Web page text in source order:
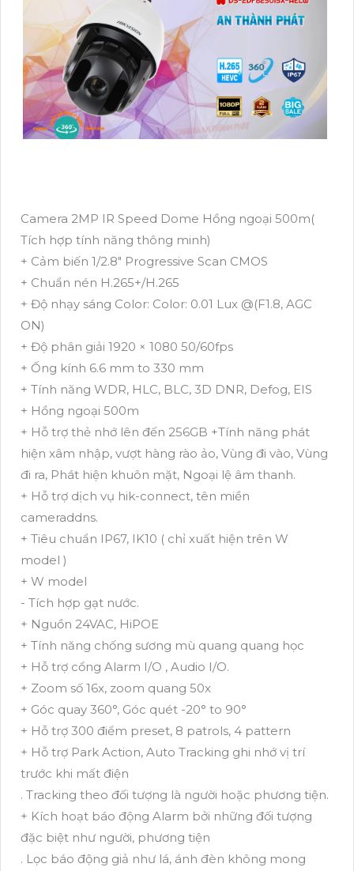
Camera 2MP IR Speed Dome Hồng ngoại 500m(
Tích hợp tính năng thông minh)
+ Cảm biến 1/2.8" Progressive Scan CMOS
+ Chuẩn nén H.265+/H.265
+ Độ nhạy sáng Color: Color: 0.01 Lux @(F1.8, AGC
ON)
+ Độ phân giải 1920 × 1080 50/60fps
+ Ống kính 6.6 mm to 330 mm
+ Tính năng WDR, HLC, BLC, 3D DNR, Defog, EIS
+ Hồng ngoại 500m
+ Hỗ trợ thẻ nhớ lên đến 256GB +Tính năng phát
hiện xâm nhập, vượt hàng rào ảo, Vùng đi vào, Vùng
đi ra, Phát hiện khuôn mặt, Ngoại lệ âm thanh.
+ Hỗ trợ dịch vụ hik-connect, tên miền
cameraddns.
+ Tiêu chuẩn IP67, IK10 ( chỉ xuất hiện trên W
model )
+ W model
- Tích hợp gạt nước.
+ Nguồn 24VAC, HiPOE
+ Tính năng chống sương mù quang quang học
+ Hỗ trợ cổng Alarm I/O , Audio I/O.
+ Zoom số 16x, zoom quang 50x
+ Góc quay 360°, Góc quét -20° to 90°
+ Hỗ trợ 300 điểm preset, 8 patrols, 4 pattern
+ Hỗ trợ Park Action, Auto Tracking ghi nhớ vị trí
trước khi mất điện
. Tracking theo đối tượng là người hoặc phương tiện.
+ Kích hoạt báo động Alarm bởi những đối tượng
đặc biệt như người, phương tiện
. Lọc báo động giả như lá, ánh đèn không mong